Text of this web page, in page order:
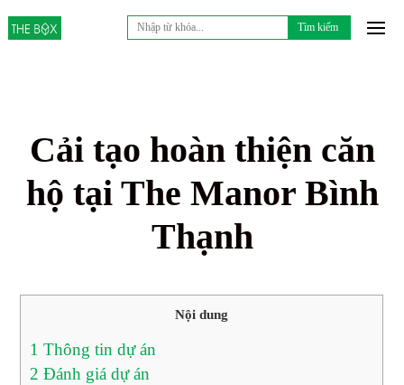
Tìm
kiếm
Cải tạo hoàn thiện căn
hộ tại The Manor Bình
Thạnh
Nội dung
1 Thông tin dự án
2 Đánh giá dự án